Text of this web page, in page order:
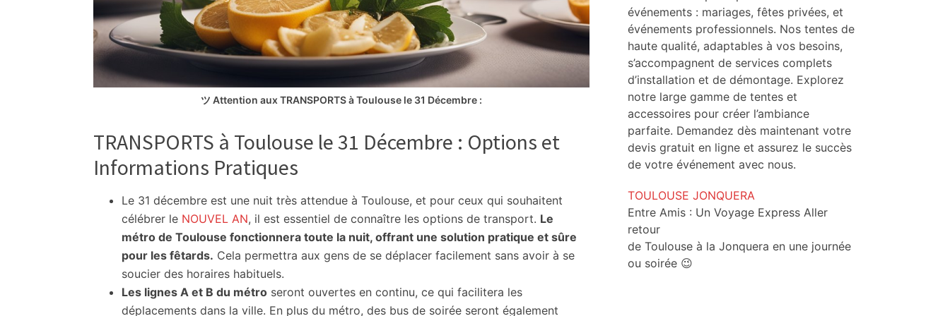
ツ Attention aux TRANSPORTS à Toulouse le 31 Décembre :
TRANSPORTS à Toulouse le 31 Décembre : Options et
Informations Pratiques
Le 31 décembre est une nuit très attendue à Toulouse, et pour ceux qui souhaitent
célébrer le NOUVEL AN, il est essentiel de connaître les options de transport. Le
métro de Toulouse fonctionnera toute la nuit, offrant une solution pratique et sûre
pour les fêtards. Cela permettra aux gens de se déplacer facilement sans avoir à se
soucier des horaires habituels.
Les lignes A et B du métro seront ouvertes en continu, ce qui facilitera les
déplacements dans la ville. En plus du métro, des bus de soirée seront également
événements : mariages, fêtes privées, et
événements professionnels. Nos tentes de
haute qualité, adaptables à vos besoins,
s’accompagnent de services complets
d’installation et de démontage. Explorez
notre large gamme de tentes et
accessoires pour créer l’ambiance
parfaite. Demandez dès maintenant votre
devis gratuit en ligne et assurez le succès
de votre événement avec nous.
TOULOUSE JONQUERA
Entre Amis : Un Voyage Express Aller
retour
de Toulouse à la Jonquera en une journée
ou soirée 😉